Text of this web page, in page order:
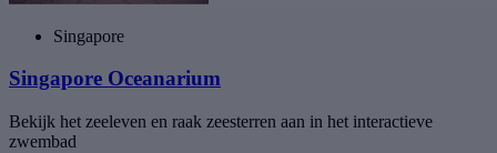
Singapore
Singapore Oceanarium
Bekijk het zeeleven en raak zeesterren aan in het interactieve
zwembad